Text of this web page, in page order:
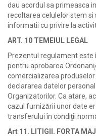
dau acordul sa primeasca
recoltarea celulelor stem si
informatii cu privire la
ART. 10 TEMEIUL LEGAL
Prezentul regulament este
pentru aprobarea
comercializarea produselor
declararea datelor
Organizatorilor. Ca atare,
cazul furnizării unor date
transferului în condiţii
Art 11. LITIGII. FORTA